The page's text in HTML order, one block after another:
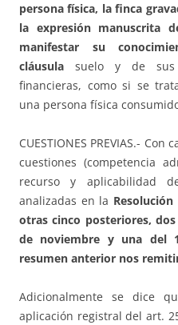
persona física, la finca
la expresión manuscrita
manifestar su
cláusula suelo y de sus
financieras, como si se
una persona física
CUESTIONES PREVIAS.-
cuestiones (competencia
recurso y aplicabilidad
analizadas en la
otras cinco posteriores,
de noviembre y una del
resumen anterior nos
Adicionalmente se dice
aplicación registral del art.